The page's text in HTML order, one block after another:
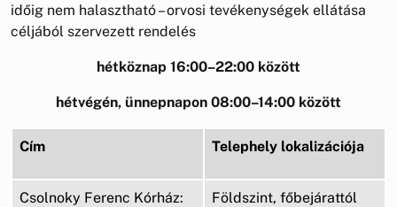
időig nem halasztható – orvosi tevékenységek ellátása
céljából szervezett rendelés
hétköznap 16:00–22:00 között
hétvégén, ünnepnapon 08:00–14:00 között
Cím Telephely lokalizációja
Csolnoky Ferenc Kórház:
Földszint, főbejárattól